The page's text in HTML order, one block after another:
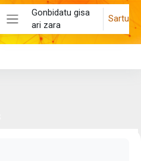
Alboko panela
Gonbidatu gisa
ari zara
Sartu